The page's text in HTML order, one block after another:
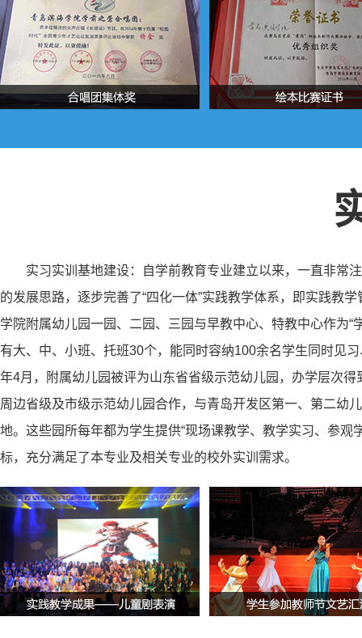
实习实训基地建设：自学前教育专业建立以来，一直非
的发展思路，逐步完善了“四化一体”实践教学体系，即实践教
学院附属幼儿园一园、二园、三园与早教中心、特教中心作为
有大、中、小班、托班30个，能同时容纳100余名学生同时见
年4月，附属幼儿园被评为山东省省级示范幼儿园，办学层次
周边省级及市级示范幼儿园合作，与青岛开发区第一、第二幼
地。这些园所每年都为学生提供“现场课教学、教学实习、参
标，充分满足了本专业及相关专业的校外实训需求。